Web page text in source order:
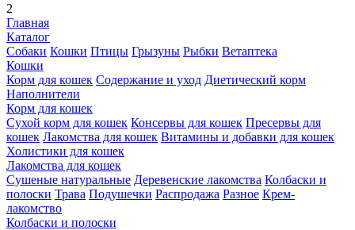
2
Главная
Каталог
Собаки Кошки Птицы Грызуны Рыбки Ветаптека
Кошки
Корм для кошек Содержание и уход Диетический корм
Наполнители
Корм для кошек
Сухой корм для кошек Консервы для кошек Пресервы для
кошек Лакомства для кошек Витамины и добавки для кошек
Холистики для кошек
Лакомства для кошек
Сушеные натуральные Деревенские лакомства Колбаски и
полоски Трава Подушечки Распродажа Разное Крем-
лакомство
Колбаски и полоски